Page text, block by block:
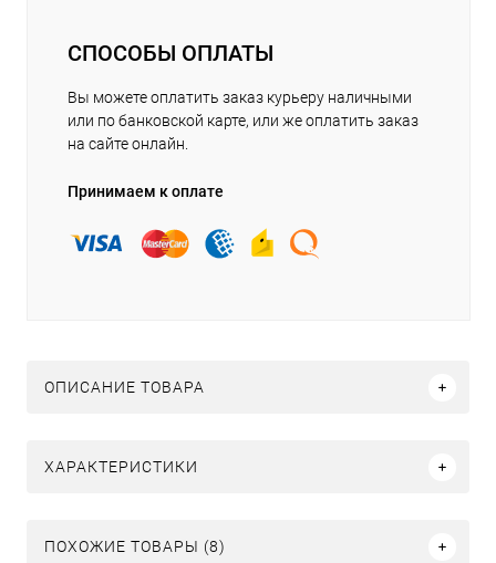
СПОСОБЫ ОПЛАТЫ
Вы можете оплатить заказ курьеру наличными
или по банковской карте, или же оплатить заказ
на сайте онлайн.
Принимаем к оплате
ОПИСАНИЕ ТОВАРА
ХАРАКТЕРИСТИКИ
ПОХОЖИЕ ТОВАРЫ (8)